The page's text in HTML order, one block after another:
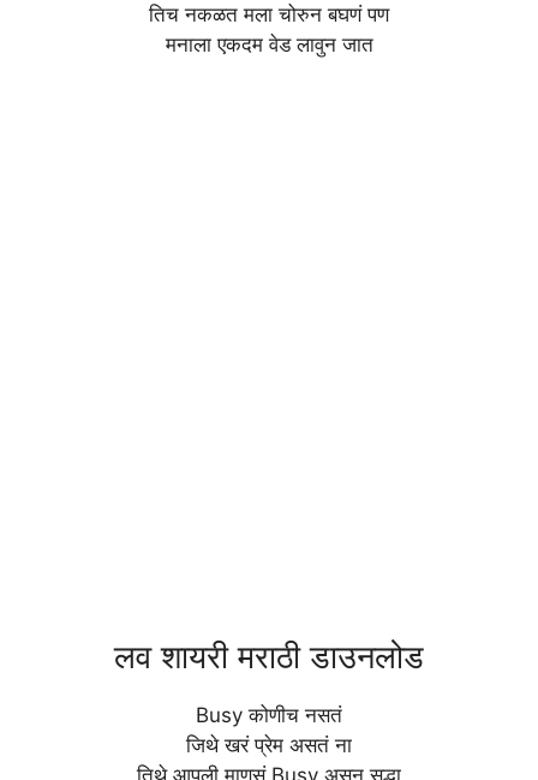
तिच नकळत मला चोरुन बघणं पण
मनाला एकदम वेड लावुन जात
लव शायरी मराठी डाउनलोड
Busy कोणीच नसतं
जिथे खरं प्रेम असतं ना
तिथे आपली माणसं Busy असून सुद्धा